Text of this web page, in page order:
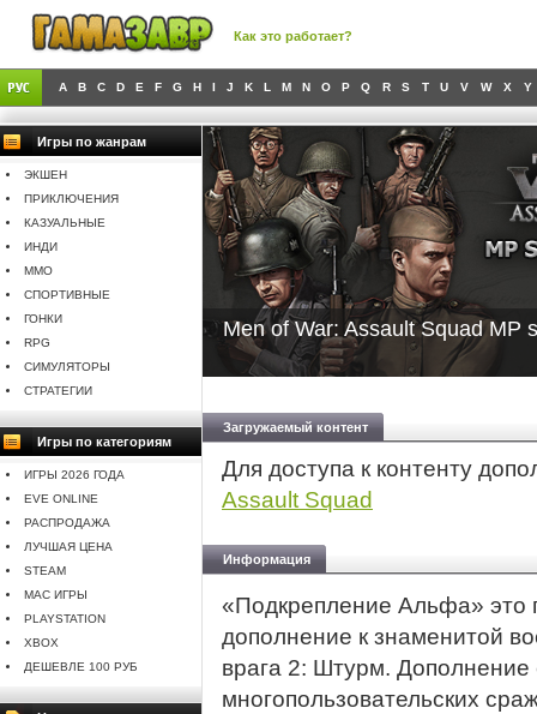
Как это работает?
A B C D E F G H I J K L M N O P Q R S T U V W X Y
Игры по жанрам
ЭКШЕН
ПРИКЛЮЧЕНИЯ
КАЗУАЛЬНЫЕ
ИНДИ
MMO
СПОРТИВНЫЕ
ГОНКИ
RPG
СИМУЛЯТОРЫ
СТРАТЕГИИ
Игры по категориям
ИГРЫ 2026 ГОДА
EVE ONLINE
РАСПРОДАЖА
ЛУЧШАЯ ЦЕНА
STEAM
MAC ИГРЫ
PLAYSTATION
XBOX
ДЕШЕВЛЕ 100 РУБ
Men of War: Assault Squad MP
Загружаемый контент
Для доступа к контенту
Assault Squad
Информация
«Подкрепление Альфа» это
дополнение к знаменитой
врага 2: Штурм. Дополнение
многопользовательских